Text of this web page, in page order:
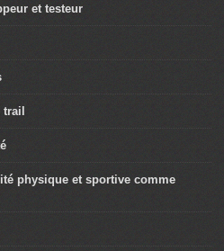
et testeur
physique et sportive comme